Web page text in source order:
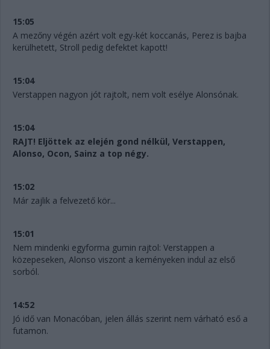
15:05
A mezőny végén azért volt egy-két koccanás, Perez is bajba
kerülhetett, Stroll pedig defektet kapott!
15:04
Verstappen nagyon jót rajtolt, nem volt esélye Alonsónak.
15:04
RAJT! Eljöttek az elején gond nélkül, Verstappen,
Alonso, Ocon, Sainz a top négy.
15:02
Már zajlik a felvezető kör...
15:01
Nem mindenki egyforma gumin rajtol: Verstappen a
közepeseken, Alonso viszont a keményeken indul az első
sorból.
14:52
Jó idő van Monacóban, jelen állás szerint nem várható eső a
futamon.